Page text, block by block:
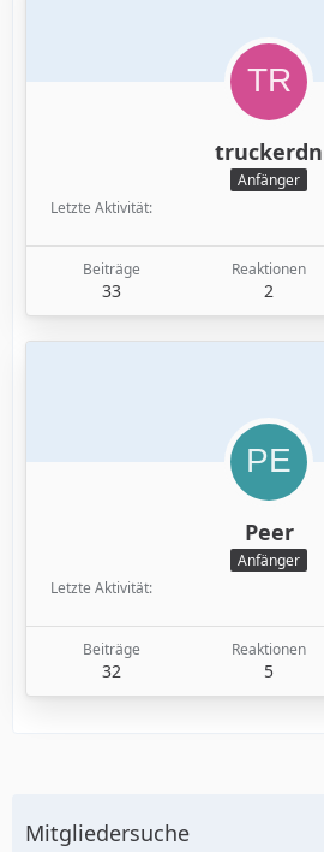
truckerdn
Anfänger
Letzte Aktivität
Beiträge
33
Reaktionen
2
Peer
Anfänger
Letzte Aktivität
Beiträge
32
Reaktionen
5
Mitgliedersuche